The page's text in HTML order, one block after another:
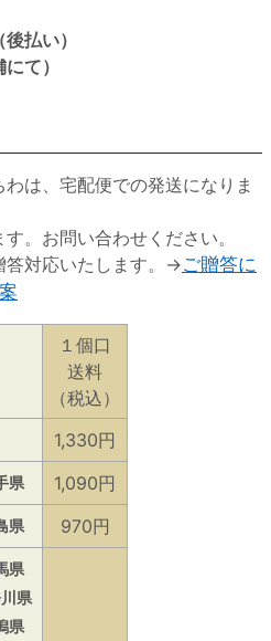
払い）
て）
は、宅配便での発送になりま
。お問い合わせください。
答対応いたします。→ご贈答に
１個口
送料
（税込）
1,330円
県
1,090円
県 970円
県
県
県